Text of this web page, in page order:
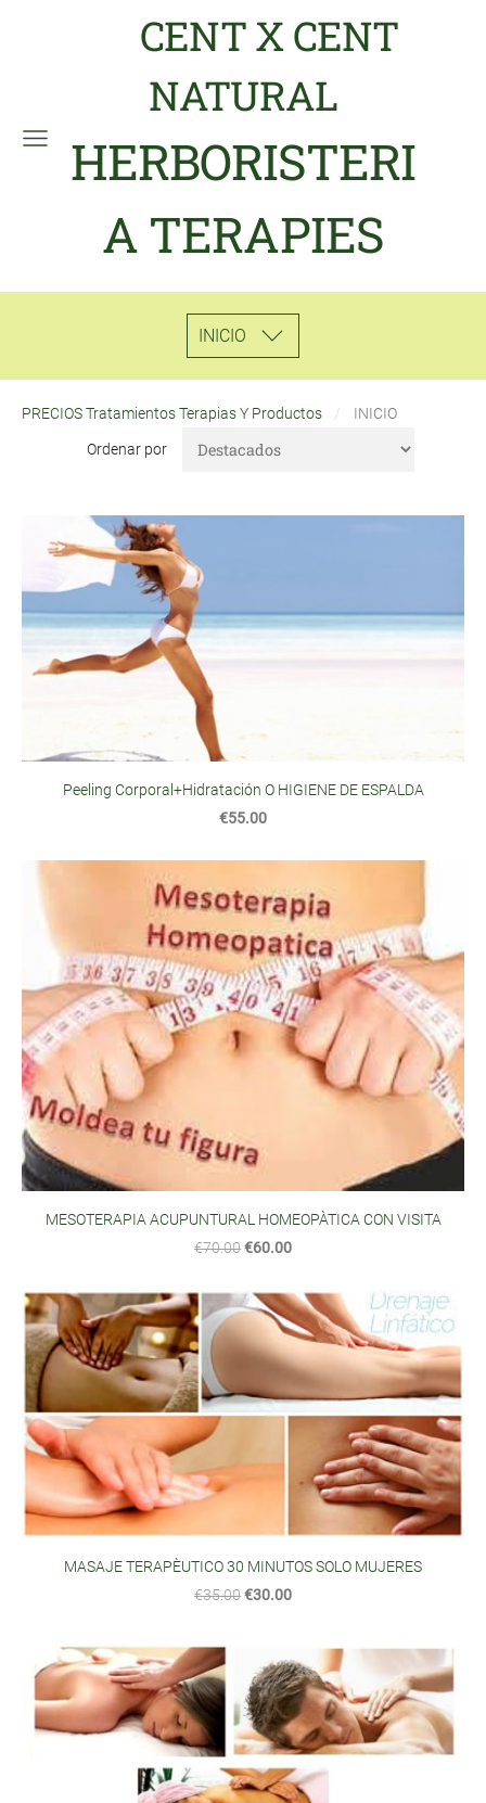
CENT X CENT
NATURAL
HERBORISTERI
A TERAPIES
INICIO
PRECIOS Tratamientos Terapias Y Productos
INICIO
Ordenar por
Peeling Corporal+Hidratación O HIGIENE DE ESPALDA
€55.00
MESOTERAPIA ACUPUNTURAL HOMEOPÀTICA CON VISITA
€70.00€60.00
MASAJE TERAPÈUTICO 30 MINUTOS SOLO MUJERES
€35.00€30.00